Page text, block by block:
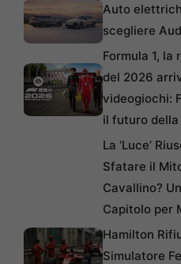
Auto
scegliere
Formula 1, la
del 2026
videogiochi:
il futuro
La ‘Luce’
Sfatare il
Cavallino?
Capitolo per
Hamilton
Simulatore